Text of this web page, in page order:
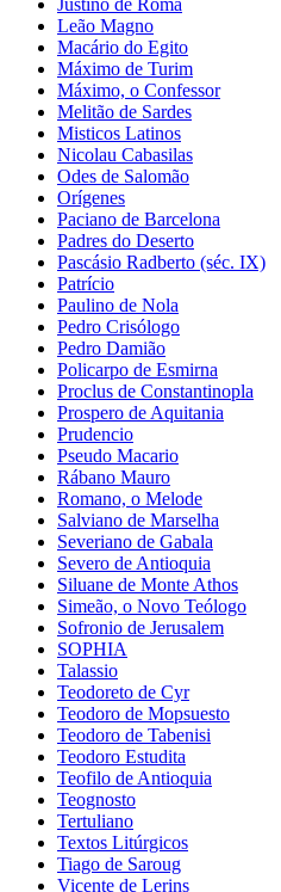
Leão Magno
Macário do Egito
Máximo de Turim
Máximo, o Confessor
Melitão de Sardes
Misticos Latinos
Nicolau Cabasilas
Odes de Salomão
Orígenes
Paciano de Barcelona
Padres do Deserto
Pascásio Radberto (séc. IX)
Patrício
Paulino de Nola
Pedro Crisólogo
Pedro Damião
Policarpo de Esmirna
Proclus de Constantinopla
Prospero de Aquitania
Prudencio
Pseudo Macario
Rábano Mauro
Romano, o Melode
Salviano de Marselha
Severiano de Gabala
Severo de Antioquia
Siluane de Monte Athos
Simeão, o Novo Teólogo
Sofronio de Jerusalem
SOPHIA
Talassio
Teodoreto de Cyr
Teodoro de Mopsuesto
Teodoro de Tabenisi
Teodoro Estudita
Teofilo de Antioquia
Teognosto
Tertuliano
Textos Litúrgicos
Tiago de Saroug
Vicente de Lerins